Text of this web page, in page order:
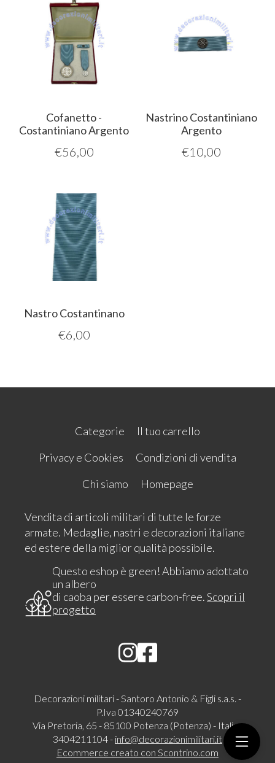
Cofanetto -
Costantiniano Argento
€56,00
Nastrino Costantiniano
Argento
€10,00
Nastro Costantinano
€6,00
Categorie
Il tuo carrello
Privacy e Cookies
Condizioni di vendita
Chi siamo
Homepage
Vendita di articoli militari di tutte le forze
armate. Medaglie, nastri e decorazioni italiane
ed estere della miglior qualità possibile.
Questo eshop è green! Abbiamo adottato
un albero
di caoba per essere carbon-free.Scopri il
progetto
Decorazioni militari - Santoro Antonio & Figli s.a.s. -
P.Iva 01340240769
Via Pretoria, 65 - 85100 Potenza (Potenza) - Italia -
3404211104 - info@decorazionimilitari.it
Ecommerce creato con Scontrino.com